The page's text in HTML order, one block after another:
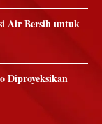
Air Bersih untuk
Diproyeksikan